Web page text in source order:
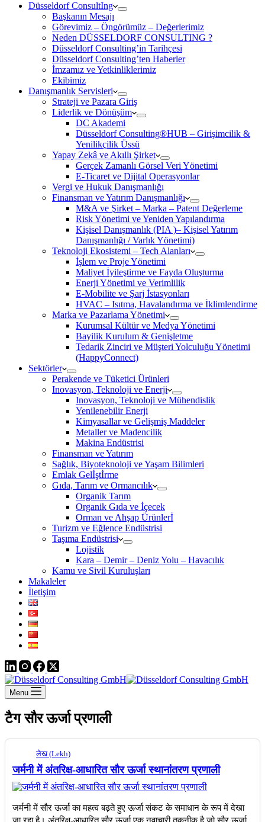
Düsseldorf ConsultIng
Başkanın Mesajı
Görevimiz – Öngörümüz – Değerlerimiz
Neden DÜSSELDORF CONSULTING ?
Düsseldorf Consulting’in Tarihçesi
Düsseldorf Consulting’ten Haberler
İmzamız ve Yetkinliklerimiz
Ekibimiz
Danışmanlık Servisleri
Strateji ve Pazara Giriş
Liderlik ve Dönüşüm
DC Akademi
Düsseldorf Consulting®HUB – Girişimcilik &
Yenilikçilik Üssü
Yapay Zekâ ve Akıllı Şirket
Gerçek Zamanlı Görsel Veri Yönetimi
E-Ticaret ve Dijital Operasyonlar
Vergi ve Hukuk Danışmanlığı
Finansman ve Yatırım Danışmanlığı
M&A ve Şirket – Marka – Patent Değerleme
Risk Yönetimi ve Yeniden Yapılandırma
Kişisel Danışmanlık (PIA )– Kişisel Yatırım
Danışmanlığı / Varlık Yönetimi)
Teknoloji Ekosistemi – Tech Alanları
İşlem ve Proje Yönetimi
Maliyet İyileştirme ve Fayda Oluşturma
Enerji Yönetimi ve Verimlilik
E-Mobilite ve Şarj İstasyonları
HVAC – Isıtma, Havalandırma ve İklimlendirme
Marka ve Pazarlama Yönetimi
Kurumsal Kültür ve Medya Yönetimi
Bayilik Kurulum & Genişletme
Tedarik Zinciri ve Müşteri Yolculuğu Yönetimi
(HappyConnect)
Sektörler
Perakende ve Tüketici Ürünleri
Inovasyon, Teknoloji ve Enerji
Inovasyon, Teknoloji ve Mühendislik
Yenilenebilir Enerji
Kimyasallar ve Gelişmiş Maddeler
Metaller ve Madencilik
Makina Endüstrisi
Finansman ve Yatırım
Sağlık, Biyoteknoloji ve Yaşam Bilimleri
Emlak Gelİştİrme
Gıda, Tarım ve Ormancılık
Organik Tarım
Organik Gıda ve İçecek
Orman ve Ahşap Ürünlerİ
Turizm ve Eğlence Endüstrisi
Taşıma Endüstrisi
Lojistik
Kara – Demir – Deniz Yolu – Havacılık
Kamu ve Sivil Kuruluşları
Makaleler
İletişim
Menu
टैगसौर ऊर्जा प्रणाली
लेख (Lekh)
जर्मनी में अंतरिक्ष-आधारित सौर ऊर्जा स्थानांतरण प्रणाली
जर्मनी में सौर ऊर्जा का महत्व बढ़ते हुए ऊर्जा संकट के समाधान के रूप में देखा
जा रहा है। अंतरिक्ष-आधारित सौर ऊर्जा एक नवाचारी तकनीक है जो सौर ऊर्जा